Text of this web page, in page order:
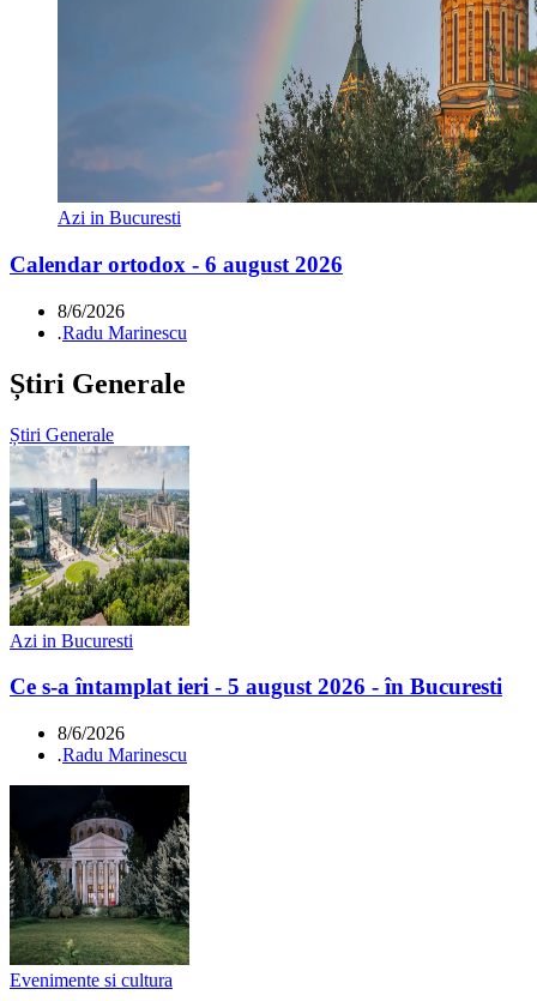
Azi in Bucuresti
Calendar ortodox - 6 august 2026
8/6/2026
.Radu Marinescu
Știri Generale
Știri Generale
Azi in Bucuresti
Ce s-a întamplat ieri - 5 august 2026 - în Bucuresti
8/6/2026
.Radu Marinescu
Evenimente si cultura